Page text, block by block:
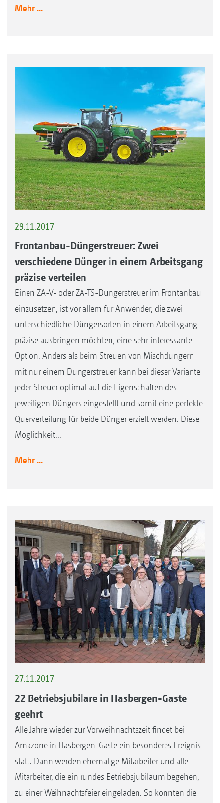
Mehr ...
29.11.2017
Frontanbau-Düngerstreuer: Zwei
verschiedene Dünger in einem Arbeitsgang
präzise verteilen
Einen ZA-V- oder ZA-TS-Düngerstreuer im Frontanbau
einzusetzen, ist vor allem für Anwender, die zwei
unterschiedliche Düngersorten in einem Arbeitsgang
präzise ausbringen möchten, eine sehr interessante
Option. Anders als beim Streuen von Mischdüngern
mit nur einem Düngerstreuer kann bei dieser Variante
jeder Streuer optimal auf die Eigenschaften des
jeweiligen Düngers eingestellt und somit eine perfekte
Querverteilung für beide Dünger erzielt werden. Diese
Möglichkeit...
Mehr ...
27.11.2017
22 Betriebsjubilare in Hasbergen-Gaste
geehrt
Alle Jahre wieder zur Vorweihnachtszeit findet bei
Amazone in Hasbergen-Gaste ein besonderes Ereignis
statt. Dann werden ehemalige Mitarbeiter und alle
Mitarbeiter, die ein rundes Betriebsjubiläum begehen,
zu einer Weihnachtsfeier eingeladen. So konnten die